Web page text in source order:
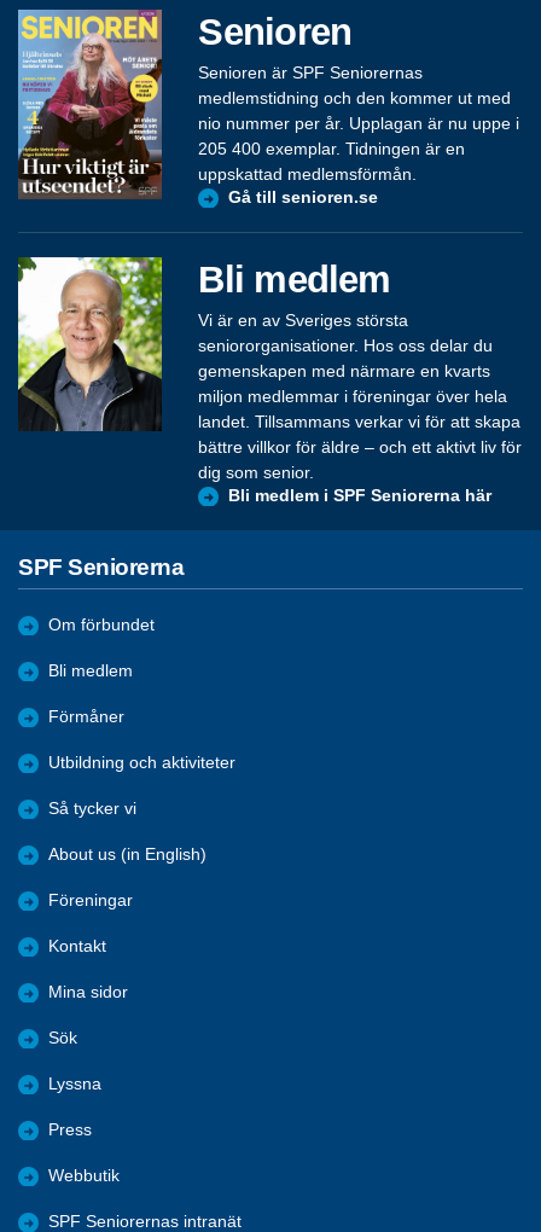
Senioren
Senioren är SPF Seniorernas
medlemstidning och den kommer ut med
nio nummer per år. Upplagan är nu uppe i
205 400 exemplar. Tidningen är en
uppskattad medlemsförmån.
Gå till senioren.se
Bli medlem
Vi är en av Sveriges största
seniororganisationer. Hos oss delar du
gemenskapen med närmare en kvarts
miljon medlemmar i föreningar över hela
landet. Tillsammans verkar vi för att skapa
bättre villkor för äldre – och ett aktivt liv för
dig som senior.
Bli medlem i SPF Seniorerna här
SPF Seniorerna
Om förbundet
Bli medlem
Förmåner
Utbildning och aktiviteter
Så tycker vi
About us (in English)
Föreningar
Kontakt
Mina sidor
Sök
Lyssna
Press
Webbutik
SPF Seniorernas intranät